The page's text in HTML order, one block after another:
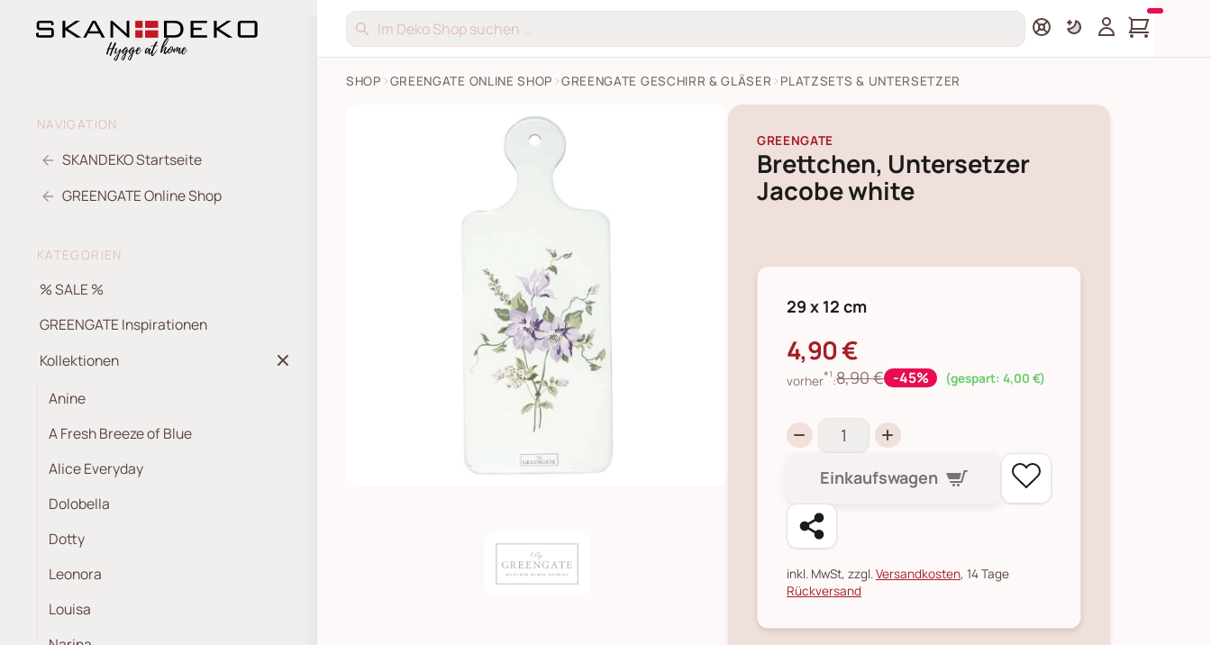
NAVIGATION
SKANDEKO Startseite
GREENGATE Online Shop
KATEGORIEN
% SALE %
GREENGATE Inspirationen
Kollektionen
Anine
A Fresh Breeze of Blue
Alice Everyday
Dolobella
Dotty
Leonora
Louisa
SHOP GREENGATE ONLINE SHOP GREENGATE GESCHIRR & GLÄSER PLATZSETS & UNTERSETZER
GREENGATE
Brettchen, Untersetzer
Jacobe white
29 x 12 cm
4,90 €
vorher*¹:8,90 € -45% (gespart: 4,00 €)
Einkaufswagen
inkl. MwSt, zzgl. Versandkosten, 14 Tage
Rückversand